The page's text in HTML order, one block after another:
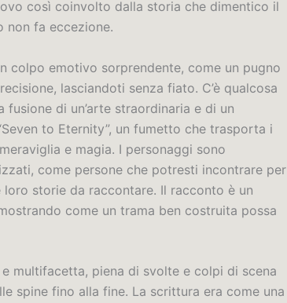
così coinvolto dalla storia che dimentico il
non fa eccezione.
colpo emotivo sorprendente, come un pugno
lasciandoti senza fiato. C’è qualcosa
di un’arte straordinaria e di un
to Eternity”, un fumetto che trasporta i
e magia. I personaggi sono
come persone che potresti incontrare per
storie da raccontare. Il racconto è un
come un trama ben costruita possa
multifacetta, piena di svolte e colpi di scena
spine fino alla fine. La scrittura era come una